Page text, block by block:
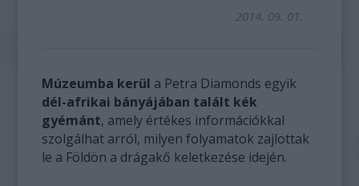
2014. 09. 01.
Múzeumba kerül a Petra Diamonds egyik
dél-afrikai bányájában talált kék
gyémánt, amely értékes információkkal
szolgálhat arról, milyen folyamatok zajlottak
le a Földön a drágakő keletkezése idején.